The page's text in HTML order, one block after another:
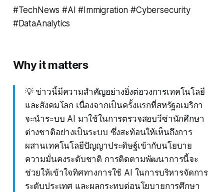
#TechNews #AI #Immigration #Cybersecurity
#DataAnalytics
Why it matters
💡 ข่าวนี้มีความสำคัญอย่างยิ่งต่อวงการเทคโนโลยี
และสังคมโลก เนื่องจากเป็นครั้งแรกที่สหรัฐอเมริกา
จะนำระบบ AI มาใช้ในการตรวจสอบวีซ่านักศึกษา
ต่างชาติอย่างเป็นระบบ ซึ่งสะท้อนให้เห็นถึงการ
ผสานเทคโนโลยีปัญญาประดิษฐ์เข้ากับนโยบาย
ความมั่นคงระดับชาติ การติดตามพัฒนาการนี้จะ
ช่วยให้เข้าใจทิศทางการใช้ AI ในการบริหารจัดการ
ระดับประเทศ และผลกระทบต่อนโยบายการศึกษา